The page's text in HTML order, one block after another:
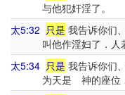
与他犯奸淫了。
太5:32 只是 我告诉你们
叫他作淫妇了．人
太5:34 只是 我告诉你们
为天是 神的座位